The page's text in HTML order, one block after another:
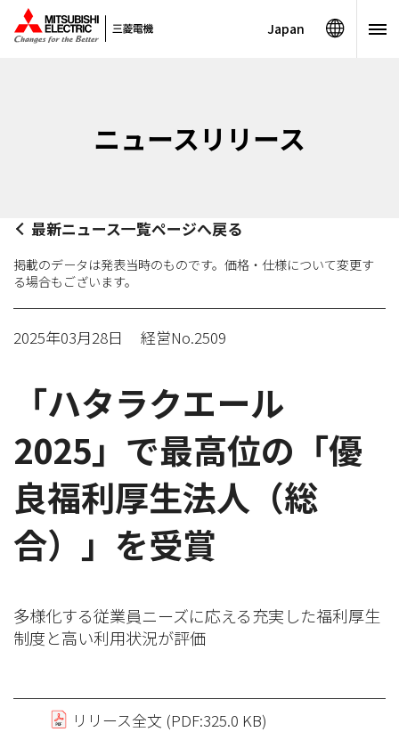
Japan
ニュースリリース
最新ニュース一覧ページへ戻る
掲載のデータは発表当時のものです。価格・仕様について変更す
る場合もございます。
2025年03月28日 経営No.2509
「ハタラクエール
2025」で最高位の「優
良福利厚生法人（総
合）」を受賞
多様化する従業員ニーズに応える充実した福利厚生
制度と高い利用状況が評価
リリース全文 (PDF:325.0 KB)